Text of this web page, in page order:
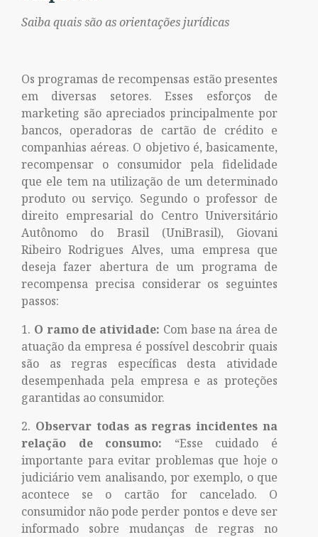
Saiba quais são as orientações jurídicas
Os programas de recompensas estão presentes
em diversas setores. Esses esforços de
marketing são apreciados principalmente por
bancos, operadoras de cartão de crédito e
companhias aéreas. O objetivo é, basicamente,
recompensar o consumidor pela fidelidade
que ele tem na utilização de um determinado
produto ou serviço. Segundo o professor de
direito empresarial do Centro Universitário
Autônomo do Brasil (UniBrasil), Giovani
Ribeiro Rodrigues Alves, uma empresa que
deseja fazer abertura de um programa de
recompensa precisa considerar os seguintes
passos:
O ramo de atividade: Com base na área de
atuação da empresa é possível descobrir quais
são as regras específicas desta atividade
desempenhada pela empresa e as proteções
garantidas ao consumidor.
Observar todas as regras incidentes na
relação de consumo: “Esse cuidado é
importante para evitar problemas que hoje o
judiciário vem analisando, por exemplo, o que
acontece se o cartão for cancelado. O
consumidor não pode perder pontos e deve ser
informado sobre mudanças de regras no